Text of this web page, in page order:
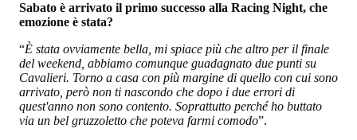
Sabato è arrivato il primo successo alla Racing Night, che
emozione è stata?
“È stata ovviamente bella, mi spiace più che altro per il finale
del weekend, abbiamo comunque guadagnato due punti su
Cavalieri. Torno a casa con più margine di quello con cui sono
arrivato, però non ti nascondo che dopo i due errori di
quest'anno non sono contento. Soprattutto perché ho buttato
via un bel gruzzoletto che poteva farmi comodo”.